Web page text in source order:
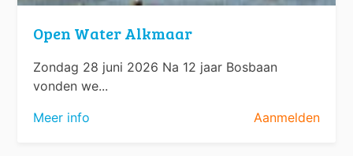
Open Water Alkmaar
Zondag 28 juni 2026 Na 12 jaar Bosbaan
vonden we...
Meer info
Aanmelden